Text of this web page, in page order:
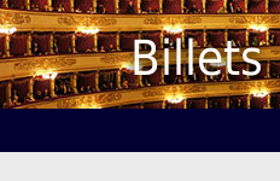
Billets